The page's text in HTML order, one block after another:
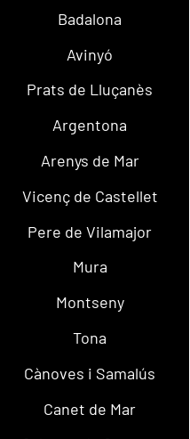
Badalona
Avinyó
Prats de Lluçanès
Argentona
Arenys de Mar
Vicenç de Castellet
Pere de Vilamajor
Mura
Montseny
Tona
Cànoves i Samalús
Canet de Mar